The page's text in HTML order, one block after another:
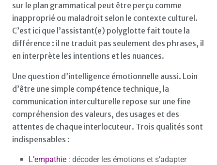
sur le plan grammatical peut être perçu comme
inapproprié ou maladroit selon le contexte culturel.
C’est ici que l’assistant(e) polyglotte fait toute la
différence : il ne traduit pas seulement des phrases, il
en interprète les intentions et les nuances.
Une question d’intelligence émotionnelle aussi. Loin
d’être une simple compétence technique, la
communication interculturelle repose sur une fine
compréhension des valeurs, des usages et des
attentes de chaque interlocuteur. Trois qualités sont
indispensables :
L’empathie : décoder les émotions et s’adapter